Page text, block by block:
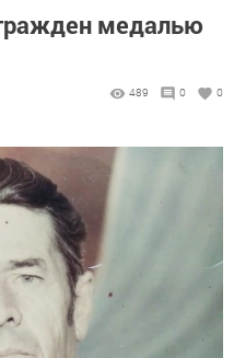
медалью